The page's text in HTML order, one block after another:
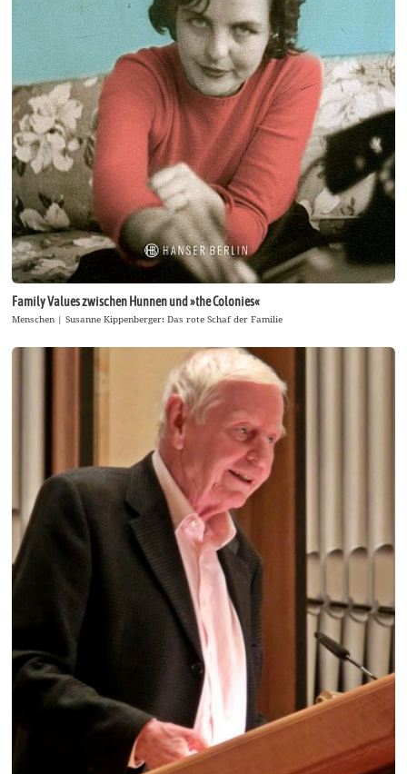
Family Values zwischen Hunnen und »the Colonies«
Menschen | Susanne Kippenberger: Das rote Schaf der Familie